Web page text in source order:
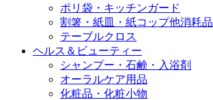
ポリ袋・キッチンガード
割箸・紙皿・紙コップ他消耗品
テーブルクロス
ヘルス＆ビューティー
シャンプー・石鹸・入浴剤
オーラルケア用品
化粧品・化粧小物